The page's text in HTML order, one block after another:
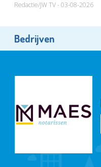
Redactie/JW TV - 03-08-2026
Bedrijven